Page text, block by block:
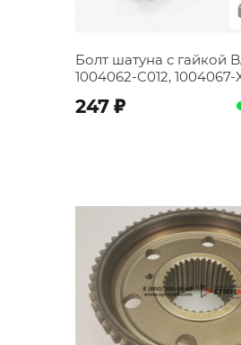
Болт шатуна с гайкой
1004062-C012, 1004067-
247 ;